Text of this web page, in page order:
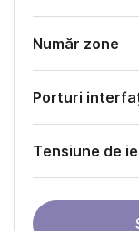
Număr zone
Porturi
Тensiune de